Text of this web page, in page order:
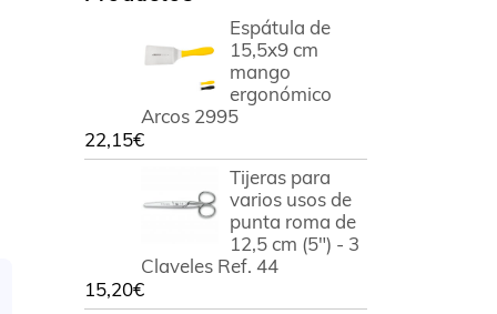
Espátula de
15,5x9 cm
mango
ergonómico
Arcos 2995
22,15€
Tijeras para
varios usos de
punta roma de
12,5 cm (5") - 3
Claveles Ref. 44
15,20€